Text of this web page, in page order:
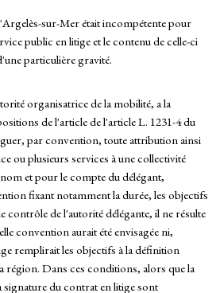
sur-Mer était incompétente pour
public en litige et le contenu de celle-ci
particulière gravité.
organisatrice de la mobilité, a la
de l'article de l'article L. 1231-4 du
par convention, toute attribution ainsi
ou plusieurs services à une collectivité
et pour le compte du délégant,
fixant notamment la durée, les objectifs
contrôle de l'autorité délégante, il ne résulte
convention aurait été envisagée ni,
remplirait les objectifs à la définition
région. Dans ces conditions, alors que la
signature du contrat en litige sont